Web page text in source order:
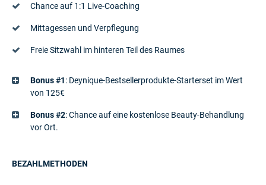
Chance auf 1:1 Live-Coaching
Mittagessen und Verpflegung
Freie Sitzwahl im hinteren Teil des Raumes
Bonus #1: Deynique-Bestsellerprodukte-Starterset im Wert
von 125€
Bonus #2: Chance auf eine kostenlose Beauty-Behandlung
vor Ort.
BEZAHLMETHODEN